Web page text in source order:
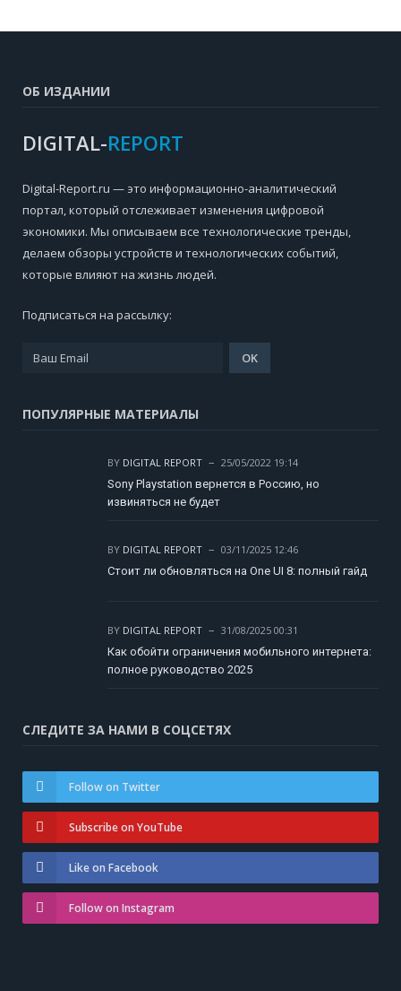
ОБ ИЗДАНИИ
DIGITAL-REPORT
Digital-Report.ru — это информационно-аналитический
портал, который отслеживает изменения цифровой
экономики. Мы описываем все технологические тренды,
делаем обзоры устройств и технологических событий,
которые влияют на жизнь людей.
Подписаться на рассылку:
ПОПУЛЯРНЫЕ МАТЕРИАЛЫ
BY DIGITAL REPORT
25/05/2022 19:14
Sony Playstation вернется в Россию, но
извиняться не будет
BY DIGITAL REPORT
03/11/2025 12:46
Стоит ли обновляться на One UI 8: полный гайд
BY DIGITAL REPORT
31/08/2025 00:31
Как обойти ограничения мобильного интернета:
полное руководство 2025
СЛЕДИТЕ ЗА НАМИ В СОЦСЕТЯХ
Follow on Twitter
Subscribe on YouTube
Like on Facebook
Follow on Instagram